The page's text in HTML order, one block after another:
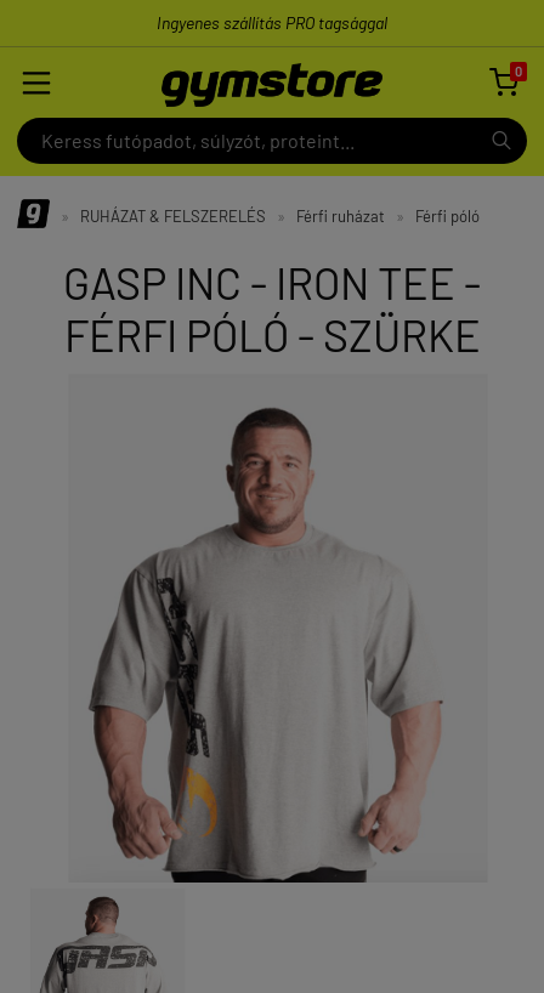
Ingyenes szállítás PRO tagsággal
0

» RUHÁZAT & FELSZERELÉS » Férfi ruházat » Férfi póló
GASP INC - IRON TEE -
FÉRFI PÓLÓ - SZÜRKE